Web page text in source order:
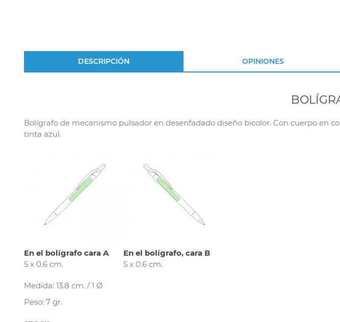
DESCRIPCIÓN
Bolígrafo de mecanismo pulsador en desenfadado diseño bicolor. Con cuerpo en
tinta azul.
En el bolígrafo cara A
5 x 0.6 cm.
En el bolígrafo, cara B
5 x 0.6 cm.
Medida: 13.8 cm. / 1 Ø
Peso: 7 gr.
OPINIONES